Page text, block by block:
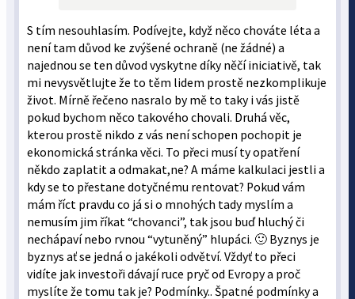
S tím nesouhlasím. Podívejte, když něco chováte léta a
není tam důvod ke zvýšené ochraně (ne žádné) a
najednou se ten důvod vyskytne díky něčí iniciativě, tak
mi nevysvětlujte že to těm lidem prostě nezkomplikuje
život. Mírně řečeno nasralo by mě to taky i vás jistě
pokud bychom něco takového chovali. Druhá věc,
kterou prostě nikdo z vás není schopen pochopit je
ekonomická stránka věci. To přeci musí ty opatření
někdo zaplatit a odmakat,ne? A máme kalkulaci jestli a
kdy se to přestane dotyčnému rentovat? Pokud vám
mám říct pravdu co já si o mnohých tady myslím a
nemusím jim říkat “chovanci”, tak jsou buď hluchý či
nechápaví nebo rvnou “vytuněný” hlupáci. 🙂 Byznys je
byznys ať se jedná o jakékoli odvětví. Vždyť to přeci
vidíte jak investoři dávají ruce pryč od Evropy a proč
myslíte že tomu tak je? Podmínky.. Špatné podmínky a